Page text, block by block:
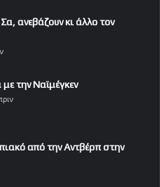
ανεβάζουν κι άλλο τον
με την Ναϊμέγκεν
από την Αντβέρπ στην